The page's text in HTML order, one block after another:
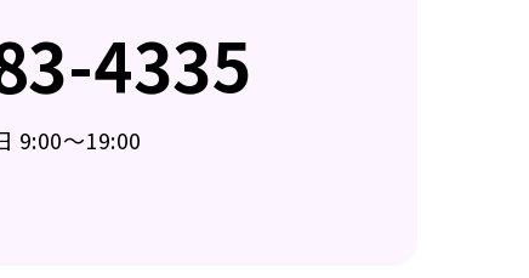
4335
9:00～19:00